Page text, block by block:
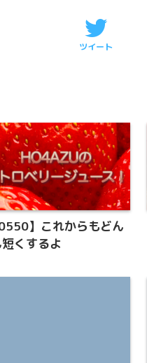
ツイート
】これからもどん
くするよ